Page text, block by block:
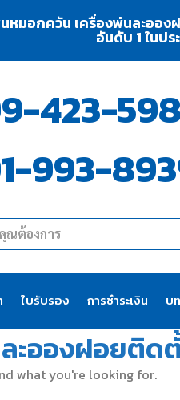
มอกควัน เครื่องพ่นละออ
อันดับ 1 ในปร
423-
993-
ใบรับรอง การชำระเงิน บ
ะอองฝอยติ
what you're looking for.